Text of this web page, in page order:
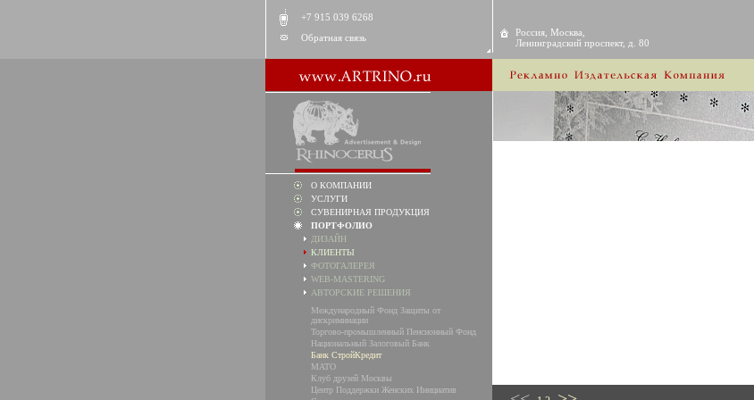
+7 915 039 6268
Обратная связь
Россия, Москва,
Ленинградский проспект, д. 80
О КОМПАНИИ
УСЛУГИ
СУВЕНИРНАЯ ПРОДУКЦИЯ
ПОРТФОЛИО
ДИЗАЙН
КЛИЕНТЫ
ФОТОГАЛЕРЕЯ
WEB-MASTERING
АВТОРСКИЕ РЕШЕНИЯ
Международный Фонд Защиты от
дискриминации
Торгово-промышленный Пенсионный Фонд
Национальный Залоговый Банк
Банк СтройКредит
MATO
Клуб друзей Москвы
Центр Поддержки Женских Инициатив